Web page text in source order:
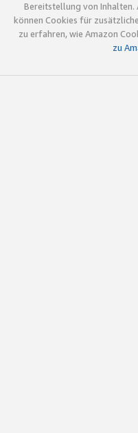
Bereitstellung von Inhalten.
können Cookies für
zu erfahren, wie Amazon
zu